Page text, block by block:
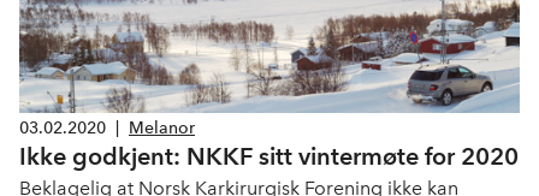
03.02.2020 Melanor
Ikke godkjent: NKKF sitt vintermøte for 2020
Beklagelig at Norsk Karkirurgisk Forening ikke kan